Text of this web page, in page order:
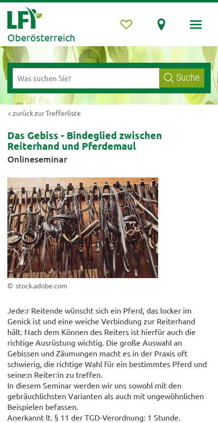
Oberösterreich
Suche
< zurück zur Trefferliste
Das Gebiss - Bindeglied zwischen
Reiterhand und Pferdemaul
Onlineseminar
© stock.adobe.com
Jede:r Reitende wünscht sich ein Pferd, das locker im
Genick ist und eine weiche Verbindung zur Reiterhand
hält. Nach dem Können des Reiters ist hierfür auch die
richtige Ausrüstung wichtig. Die große Auswahl an
Gebissen und Zäumungen macht es in der Praxis oft
schwierig, die richtige Wahl für ein bestimmtes Pferd und
seine:n Reiter:in zu treffen.
In diesem Seminar werden wir uns sowohl mit den
gebräuchlichsten Varianten als auch mit ungewöhnlichen
Beispielen befassen.
Anerkannt lt. § 11 der TGD-Verordnung: 1 Stunde.